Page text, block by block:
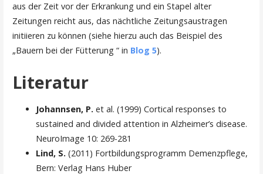
aus der Zeit vor der Erkrankung und ein Stapel alter
Zeitungen reicht aus, das nächtliche Zeitungsaustragen
initiieren zu können (siehe hierzu auch das Beispiel des
„Bauern bei der Fütterung “ in Blog 5).
Literatur
Johannsen, P. et al. (1999) Cortical responses to
sustained and divided attention in Alzheimer’s disease.
NeuroImage 10: 269-281
Lind, S. (2011) Fortbildungsprogramm Demenzpflege,
Bern: Verlag Hans Huber